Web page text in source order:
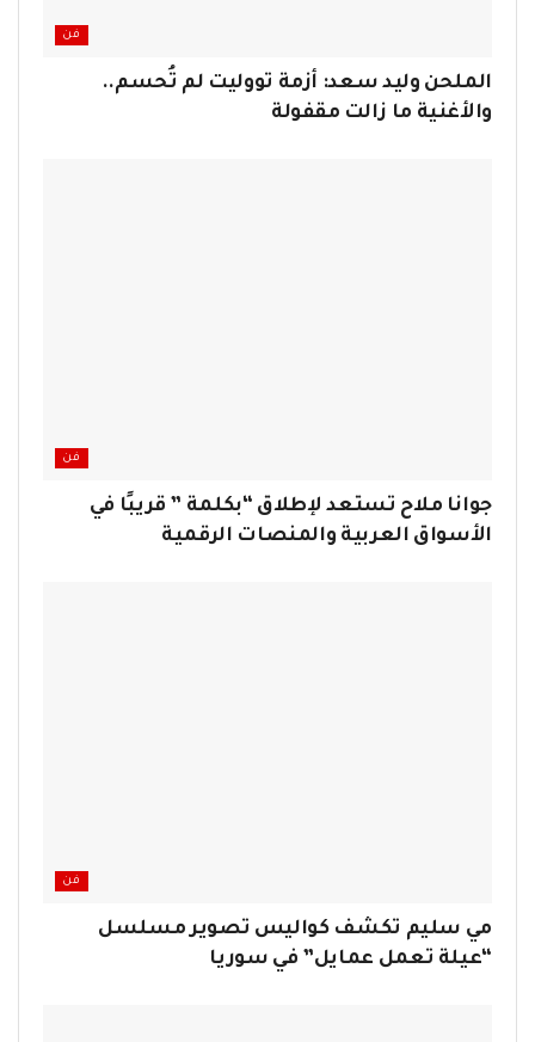
فن
الملحن وليد سعد: أزمة تووليت لم تُحسم..
والأغنية ما زالت مقفولة
فن
جوانا ملاح تستعد لإطلاق “بكلمة ” قريبًا في
الأسواق العربية والمنصات الرقمية
فن
مي سليم تكشف كواليس تصوير مسلسل
“عيلة تعمل عمايل” في سوريا